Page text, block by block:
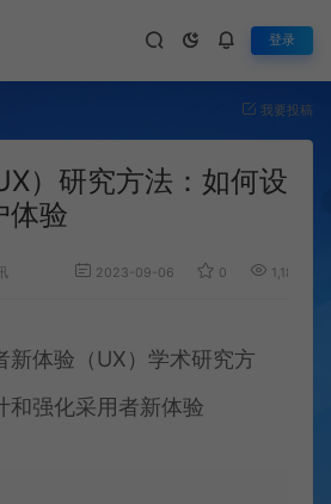
登录
我要投稿
）研究方法：如何设
体验
2023-09-06 0 1,186
新体验（UX）学术研究方
和强化采用者新体验